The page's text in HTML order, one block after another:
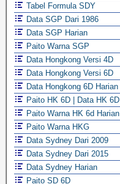
Tabel Formula SDY
Data SGP Dari 1986
Data SGP Harian
Paito Warna SGP
Data Hongkong Versi 4D
Data Hongkong Versi 6D
Data Hongkong 6D Harian
Paito HK 6D | Data HK 6D
Paito Warna HK 6d Harian
Paito Warna HKG
Data Sydney Dari 2009
Data Sydney Dari 2015
Data Sydney Harian
Paito SD 6D